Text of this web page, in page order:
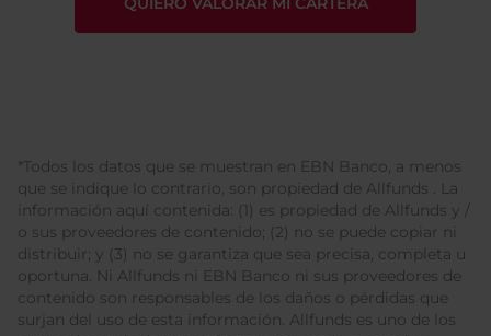
*Todos los datos que se muestran en EBN Banco, a menos
que se indique lo contrario, son propiedad de Allfunds . La
información aquí contenida: (1) es propiedad de Allfunds y /
o sus proveedores de contenido; (2) no se puede copiar ni
distribuir; y (3) no se garantiza que sea precisa, completa u
oportuna. Ni Allfunds ni EBN Banco ni sus proveedores de
contenido son responsables de los daños o pérdidas que
surjan del uso de esta información. Allfunds es uno de los